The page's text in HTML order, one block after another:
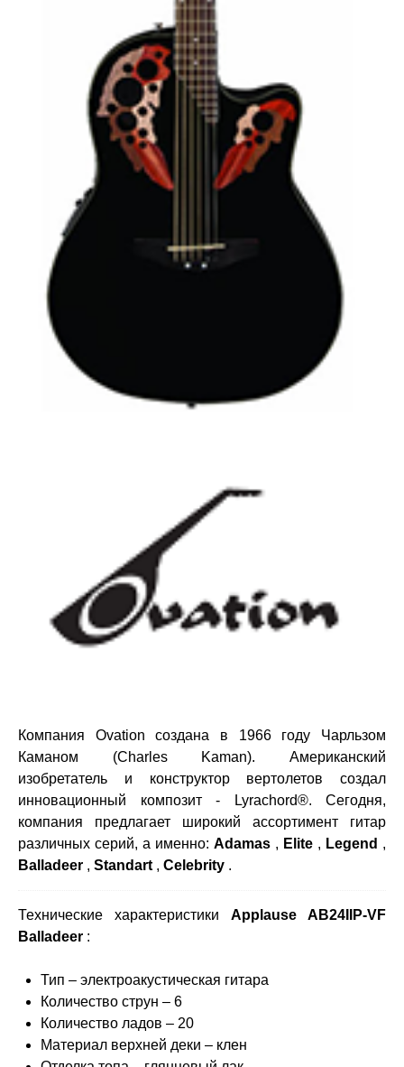
Компания Ovation создана в 1966 году Чарльзом
Каманом (Charles Kaman). Американский
изобретатель и конструктор вертолетов создал
инновационный композит - Lyrachord®. Сегодня,
компания предлагает широкий ассортимент гитар
различных серий, а именно: Adamas , Elite , Legend ,
Balladeer , Standart , Celebrity .
Технические характеристики Applause AB24IIP-VF
Balladeer :
Тип – электроакустическая гитара
Количество струн – 6
Количество ладов – 20
Материал верхней деки – клен